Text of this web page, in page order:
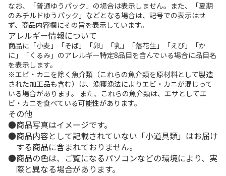
なお、「普通ゆうパック」の場合は表示しません。また、「夏期
のみチルドゆうパック」などとなる場合は、記号での表示はせ
ず、商品内容欄にその旨を表示しています。
アレルギー情報について
商品に「小麦」「そば」「卵」「乳」「落花生」「えび」「か
に」「くるみ」のアレルギー特定8品目を含んでいる場合に品目名
を表示します。
※エビ・カニを除く魚介類（これらの魚介類を原材料として製造
された加工品も含む）は、漁獲漁法によりエビ・カニが混じって
いる場合があります。 また、これらの魚介類は、エサとしてエ
ビ・カニを食べている可能性があります。
その他
商品写真はイメージです。
商品内容として記載されていない「小道具類」はお届け
する商品に含まれておりません。
商品の色は、ご覧になるパソコンなどの環境により、実
際と異なる場合があります。